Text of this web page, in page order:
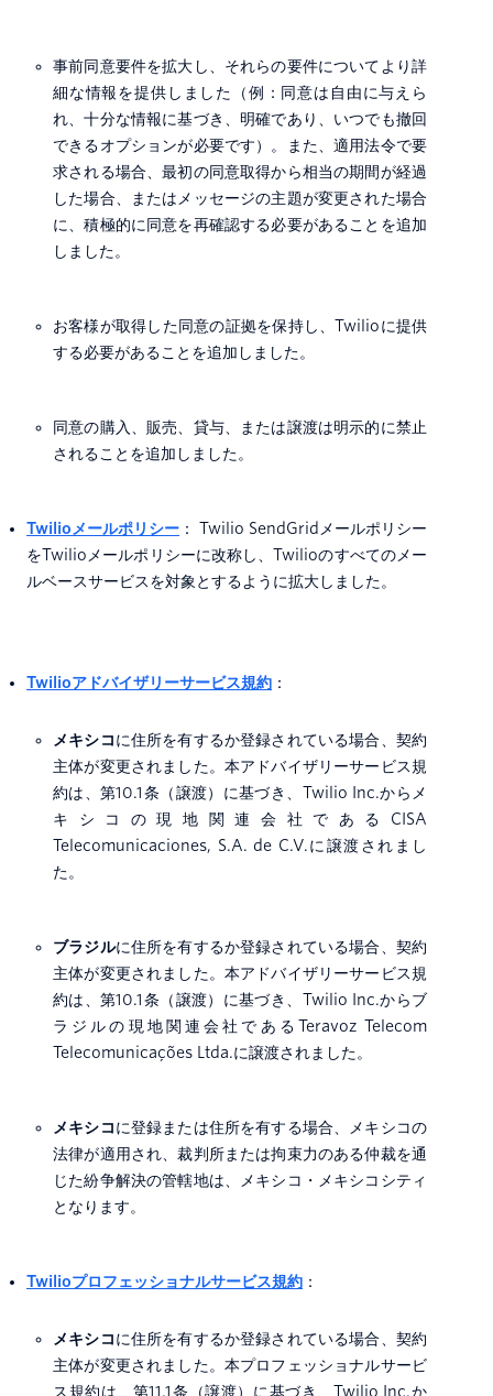
事前同意要件を拡大し、それらの要件についてより詳
細な情報を提供しました（例：同意は自由に与えら
れ、十分な情報に基づき、明確であり、いつでも撤回
できるオプションが必要です）。また、適用法令で要
求される場合、最初の同意取得から相当の期間が経過
した場合、またはメッセージの主題が変更された場合
に、積極的に同意を再確認する必要があることを追加
しました。
お客様が取得した同意の証拠を保持し、Twilioに提供
する必要があることを追加しました。
同意の購入、販売、貸与、または譲渡は明示的に禁止
されることを追加しました。
Twilioメールポリシー ： Twilio SendGridメールポリシー
をTwilioメールポリシーに改称し、Twilioのすべてのメー
ルベースサービスを対象とするように拡大しました。
Twilioアドバイザリーサービス規約 ：
メキシコに住所を有するか登録されている場合、契約
主体が変更されました。本アドバイザリーサービス規
約は、第10.1条（譲渡）に基づき、Twilio Inc.からメ
キシコの現地関連会社であるCISA
Telecomunicaciones, S.A. de C.V.に譲渡されまし
た。
ブラジルに住所を有するか登録されている場合、契約
主体が変更されました。本アドバイザリーサービス規
約は、第10.1条（譲渡）に基づき、Twilio Inc.からブ
ラジルの現地関連会社であるTeravoz Telecom
Telecomunicações Ltda.に譲渡されました。
メキシコに登録または住所を有する場合、メキシコの
法律が適用され、裁判所または拘束力のある仲裁を通
じた紛争解決の管轄地は、メキシコ・メキシコシティ
となります。
Twilioプロフェッショナルサービス規約 ：
メキシコに住所を有するか登録されている場合、契約
主体が変更されました。本プロフェッショナルサービ
ス規約は、第11.1条（譲渡）に基づき、Twilio Inc.か